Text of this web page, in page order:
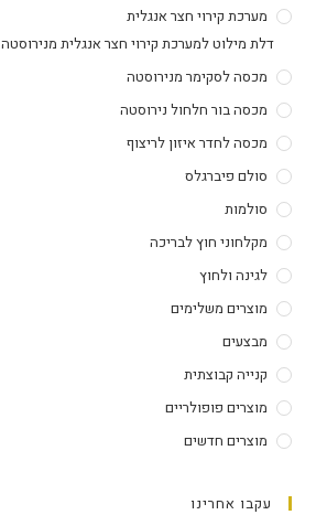
מערכת קירוי חצר אנגלית
דלת מילוט למערכת קירוי חצר אנגלית מנירוסטה
מכסה לסקימר מנירוסטה
מכסה בור חלחול נירוסטה
מכסה לחדר איזון לריצוף
סולם פיברגלס
סולמות​
מקלחוני חוץ לבריכה
לגינה ולחוץ
מוצרים משלימים
מבצעים
קנייה קבוצתית
מוצרים פופולריים
מוצרים חדשים
עקבו אחרינו